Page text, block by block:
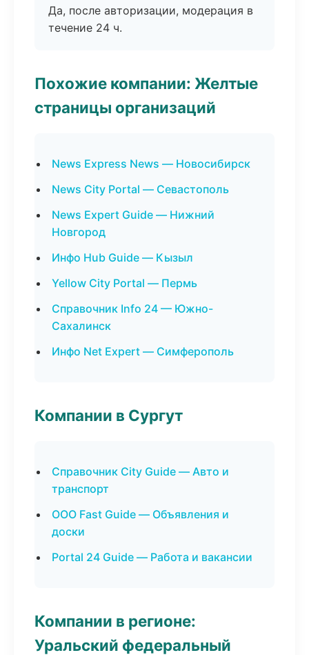
Да, после авторизации, модерация в
течение 24 ч.
Похожие компании: Желтые
страницы организаций
News Express News — Новосибирск
News City Portal — Севастополь
News Expert Guide — Нижний
Новгород
Инфо Hub Guide — Кызыл
Yellow City Portal — Пермь
Справочник Info 24 — Южно-
Сахалинск
Инфо Net Expert — Симферополь
Компании в Сургут
Справочник City Guide — Авто и
транспорт
ООО Fast Guide — Объявления и
доски
Portal 24 Guide — Работа и вакансии
Компании в регионе:
Уральский федеральный